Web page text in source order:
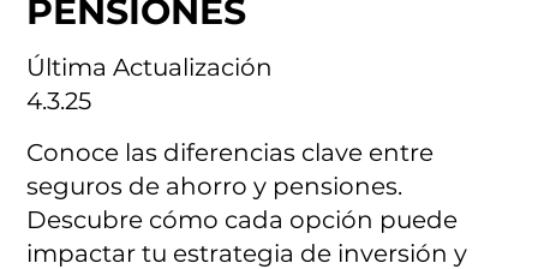
Última Actualización
4.3.25
PENSIONES
Conoce las diferencias clave entre
seguros de ahorro y pensiones.
Descubre cómo cada opción puede
impactar tu estrategia de inversión y